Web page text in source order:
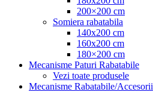
200×200 cm
Somiera rabatabila
140x200 cm
160x200 cm
180×200 cm
Mecanisme Paturi Rabatabile
Vezi toate produsele
Mecanisme Rabatabile/Accesorii